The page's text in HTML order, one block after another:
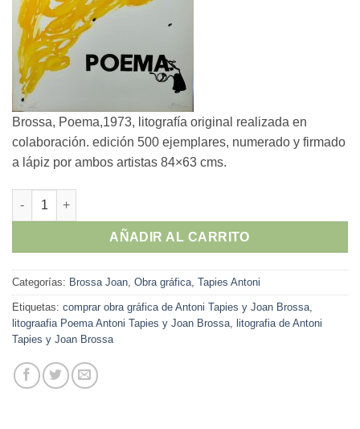
Brossa, Poema,1973, litografía original realizada en
colaboración. edición 500 ejemplares, numerado y firmado
a lápiz por ambos artistas 84×63 cms.
Antoni Tapies - Joan Brossa - "Poema,1973" litografía
AÑADIR AL CARRITO
Categorías: Brossa Joan Obra gráfica Tapies Antoni
Etiquetas: comprar obra gráfica de Antoni Tapies y Joan Brossa
litograafia Poema Antoni Tapies y Joan Brossa
litografia de Antoni
Tapies y Joan Brossa